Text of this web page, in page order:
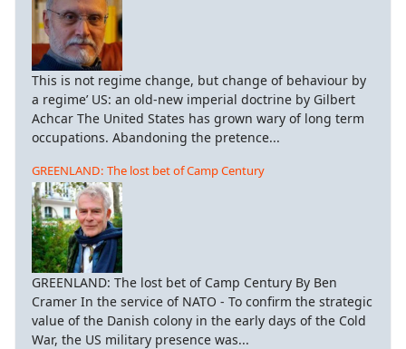
This is not regime change, but change of behaviour by
a regime’ US: an old-new imperial doctrine by Gilbert
Achcar The United States has grown wary of long term
occupations. Abandoning the pretence...
GREENLAND: The lost bet of Camp Century
GREENLAND: The lost bet of Camp Century By Ben
Cramer In the service of NATO - To confirm the strategic
value of the Danish colony in the early days of the Cold
War, the US military presence was...